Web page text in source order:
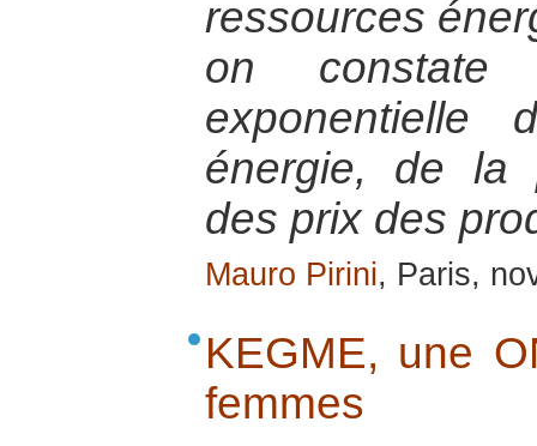
ressources
on constate
énergie, de la
des prix des
Mauro Pirini, Paris,
KEGME, une
femmes